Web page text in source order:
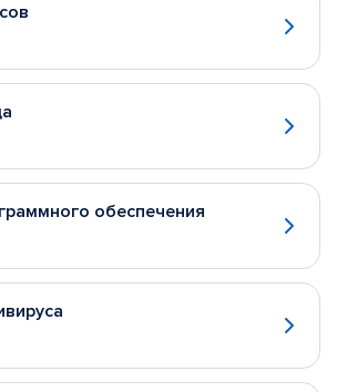
обеспечения